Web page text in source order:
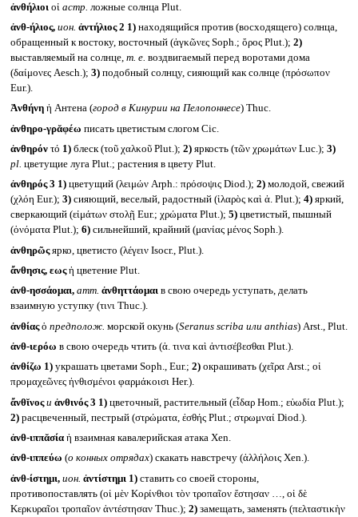
ἀνθήλιοι οἱ астр. ложные солнца Plut.
ἀνθ-ήλιος, ион. ἀντήλιος 2 1)находящийся против (восходящего) солнца,
обращенный к востоку, восточный (ἀγκῶνες Soph.; ὄρος Plut.); 2)
выставляемый на солнце, т. е. воздвигаемый перед воротами дома
(δαίμονες Aesch.); 3)подобный солнцу, сияющий как солнце (πρόσωπον
Eur.).
Ἀνθήνη ἡ Антена (город в Кинурии на Пелопоннесе) Thuc.
ἀνθηρο-γρᾰφέω писать цветистым слогом Cic.
ἀνθηρόν τό 1)блеск (τοῦ χαλκοῦ Plut.); 2)яркость (τῶν χρωμάτων Luc.); 3)
pl. цветущие луга Plut.; растения в цвету Plut.
ἀνθηρός 3 1)цветущий (λειμών Arph.: πρόσοψις Diod.); 2)молодой, свежий
(χλόη Eur.); 3)сияющий, веселый, радостный (ἱλαρὸς καὶ ἀ. Plut.); 4)яркий,
сверкающий (εἱμάτων στολῇ Eur.; χρώματα Plut.); 5)цветистый, пышный
(ὀνόματα Plut.); 6)сильнейший, крайний (μανίας μένος Soph.).
ἀνθηρῶςярко, цветисто (λέγειν Isocr., Plut.).
ἄνθησις, εωςἡ цветение Plut.
ἀνθ-ησσάομαι, атт. ἀνθηττάομαι в свою очередь уступать, делать
взаимную уступку (τινι Thuc.).
ἀνθίαςὁ предполож. морской окунь (Seranus scriba или anthias) Arst., Plut.
ἀνθ-ιερόω в свою очередь чтить (ἀ. τινα καὶ ἀντισέβεσθαι Plut.).
ἀνθίζω 1)украшать цветами Soph., Eur.; 2)окрашивать (χεῖρα Arst.; οἱ
προμαχεῶνες ἠνθισμένοι φαρμάκοισι Her.).
ἄνθῐνοςи ἀνθινός 3 1)цветочный, растительный (εἶδαρ Hom.; εὐωδία Plut.);
2)расцвеченный, пестрый (στρώματα, ἐσθής Plut.; στρωμναί Diod.).
ἀνθ-ιππᾰσία ἡ взаимная кавалерийская атака Xen.
ἀνθ-ιππεύω (о конных отрядах) скакать навстречу (ἀλλήλοις Xen.).
ἀνθ-ίστημι, ион. ἀντίστημι 1)ставить со своей стороны,
противопоставлять (οἱ μὲν Κορίνθιοι τὸν τροπαῖον ἔστησαν …, οἱ δὲ
Κερκυραῖοι τροπαῖον ἀντέστησαν Thuc.); 2)замещать, заменять (πελταστικὴν